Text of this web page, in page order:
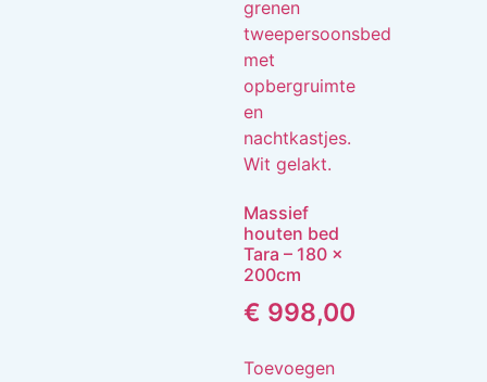
Massief
houten bed
Tara – 180 x
200cm
€ 998,00
Toevoegen